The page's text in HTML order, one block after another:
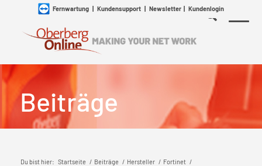
Fernwartung| Kundensupport| Newsletter| Kundenlogin
Beiträge
Du bist hier: Startseite / Beiträge / Hersteller / Fortinet /